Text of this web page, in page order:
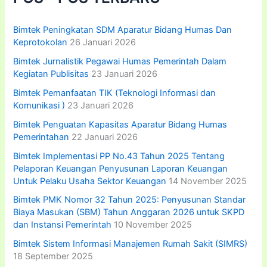
u
:Bimtek Peningkatan SDM Aparatur Bidang Humas Dan
Keprotokolan 26 Januari 2026
Bimtek Jurnalistik Pegawai Humas Pemerintah Dalam
Kegiatan Publisitas 23 Januari 2026
Bimtek Pemanfaatan TIK (Teknologi Informasi dan
Komunikasi ) 23 Januari 2026
Bimtek Penguatan Kapasitas Aparatur Bidang Humas
Pemerintahan 22 Januari 2026
Bimtek Implementasi PP No.43 Tahun 2025 Tentang
Pelaporan Keuangan Penyusunan Laporan Keuangan
Untuk Pelaku Usaha Sektor Keuangan 14 November 2025
Bimtek PMK Nomor 32 Tahun 2025: Penyusunan Standar
Biaya Masukan (SBM) Tahun Anggaran 2026 untuk SKPD
dan Instansi Pemerintah 10 November 2025
Bimtek Sistem Informasi Manajemen Rumah Sakit (SIMRS)
18 September 2025